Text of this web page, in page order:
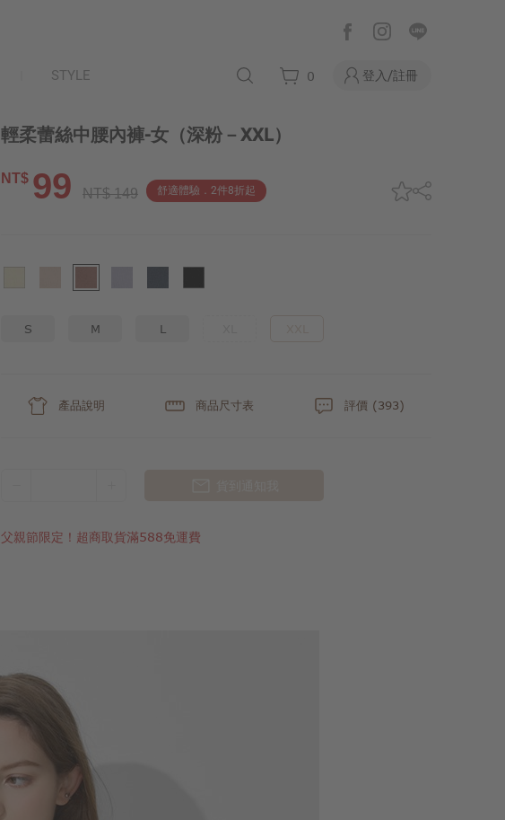
STYLE 0 登入/註冊
輕柔蕾絲中腰內褲-女 （深粉－XXL）
NT$ 99 NT$ 149 舒適體驗．2件8折起
S M L
產品說明 商品尺寸表 評價 (393)
父親節限定！超商取貨滿588免運費